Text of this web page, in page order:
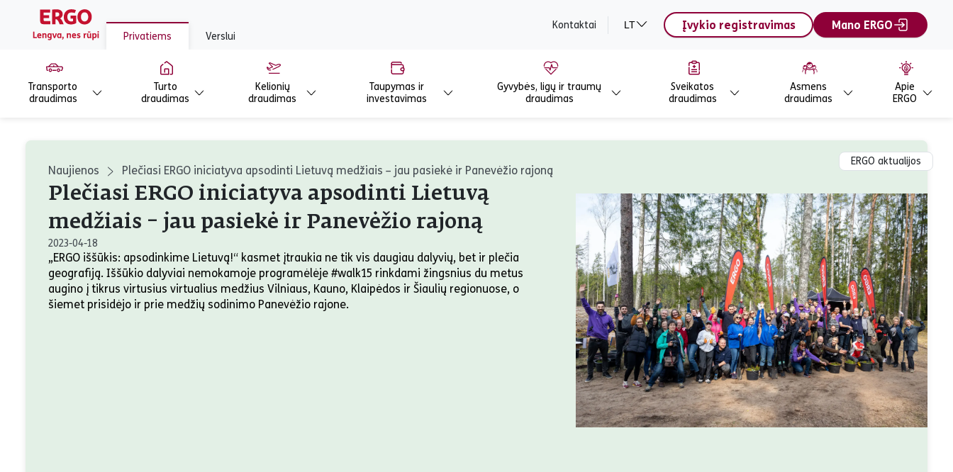
Privatiems Verslui
Kontaktai LT Įvykio registravimas Mano ERGO
Transporto
draudimas
Turto
draudimas
Kelionių
draudimas
Taupymas ir
investavimas
Gyvybės, ligų ir traumų
draudimas
Sveikatos
draudimas
Asmens
draudimas
Apie
ERGO
Naujienos Plečiasi ERGO iniciatyva apsodinti Lietuvą medžiais – jau pasiekė ir Panevėžio rajoną
Plečiasi ERGO iniciatyva apsodinti Lietuvą
medžiais – jau pasiekė ir Panevėžio rajoną
2023-04-18
„ERGO iššūkis: apsodinkime Lietuvą!“ kasmet įtraukia ne tik vis daugiau dalyvių, bet ir plečia
geografiją. Iššūkio dalyviai nemokamoje programėlėje #walk15 rinkdami žingsnius du metus
augino į tikrus virtusius virtualius medžius Vilniaus, Kauno, Klaipėdos ir Šiaulių regionuose, o
šiemet prisidėjo ir prie medžių sodinimo Panevėžio rajone.
ERGO aktualijos